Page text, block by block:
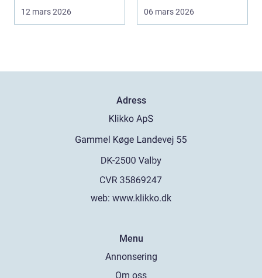
särskilt i stadsomr...
12 mars 2026
eller tappa ...
06 mars 2026
Adress
web: www.klikko.dk
Menu
Annonsering
Om oss